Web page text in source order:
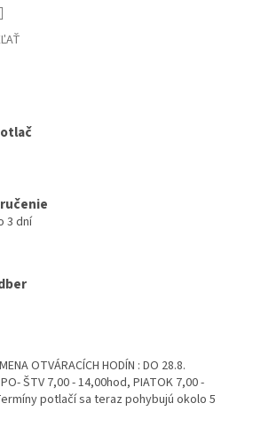
3 dní
OTVÁRACÍCH HODÍN : DO 28.8.
ŠTV 7,00 - 14,00hod, PIATOK 7,00 -
potlačí sa teraz pohybujú okolo 5